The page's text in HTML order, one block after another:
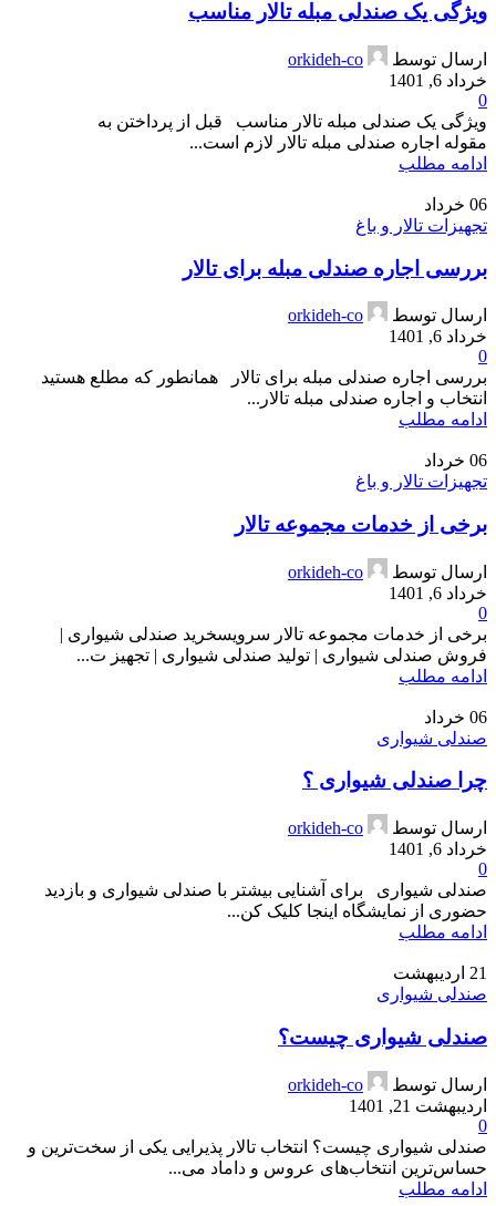
ویژگی یک صندلی مبله تالار مناسب
ارسال توسط
orkideh-co
خرداد 6, 1401
0
ویژگی یک صندلی مبله تالار مناسب قبل از پرداختن به
مقوله اجاره صندلی مبله تالار لازم است...
ادامه مطلب
06 خرداد
تجهیزات تالار و باغ
بررسی اجاره صندلی مبله برای تالار
ارسال توسط
orkideh-co
خرداد 6, 1401
0
بررسی اجاره صندلی مبله برای تالار همانطور که مطلع هستید
انتخاب و اجاره صندلی مبله تالار...
ادامه مطلب
06 خرداد
تجهیزات تالار و باغ
برخی از خدمات مجموعه تالار
ارسال توسط
orkideh-co
خرداد 6, 1401
0
برخی از خدمات مجموعه تالار سرویسخرید صندلی شیواری |
فروش صندلی شیواری | تولید صندلی شیواری | تجهیز ت...
ادامه مطلب
06 خرداد
صندلی شیواری
چرا صندلی شیواری ؟
ارسال توسط
orkideh-co
خرداد 6, 1401
0
صندلی شیواری برای آشنایی بیشتر با صندلی شیواری و بازدید
حضوری از نمایشگاه اینجا کلیک کن...
ادامه مطلب
21 اردیبهشت
صندلی شیواری
صندلی شیواری چیست؟
ارسال توسط
orkideh-co
اردیبهشت 21, 1401
0
صندلی شیواری چیست؟ انتخاب تالار پذیرایی یکی از سخت‌ترین و
حساس‌ترین انتخاب‌های عروس و داماد می‌...
ادامه مطلب